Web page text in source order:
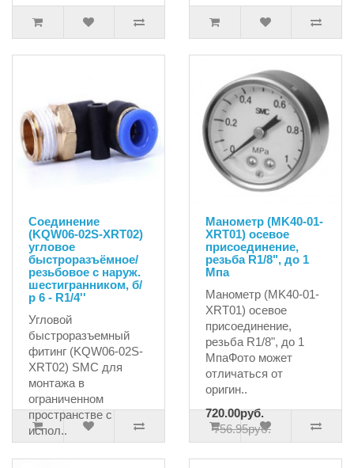
Соединение
(KQW06-02S-XRT02)
угловое
быстроразъёмное/
резьбовое с наруж.
шестигранником, б/
р 6 - R1/4''
Угловой
быстроразъемный
фитинг (KQW06-02S-
XRT02) SMC для
монтажа в
ограниченном
пространстве с
испол..
Манометр (MK40-01-
XRT01) осевое
присоединение,
резьба R1/8", до 1
Мпа
Манометр (MK40-01-
XRT01) осевое
присоединение,
резьба R1/8", до 1
МпаФото может
отличаться от
оригин..
720.00руб.
756.95руб.